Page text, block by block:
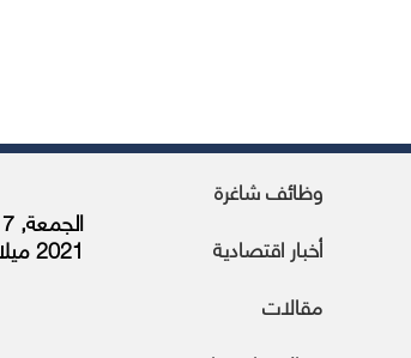
وظائف شاغرة
أخبار اقتصادية
مقالات
2021 ميلاديا.